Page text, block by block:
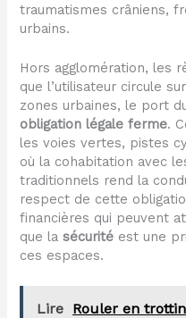
traumatismes crâniens,
urbains.
Hors agglomération, les
que l’utilisateur circule
zones urbaines, le port
obligation légale ferme.
les voies vertes, pistes
où la cohabitation avec
traditionnels rend la
respect de cette
financières qui peuvent
que lasécurité est une
ces espaces.
Lire Rouler en